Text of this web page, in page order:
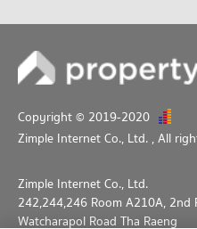
Copyright © 2019-2020
Zimple Internet Co., Ltd. , All
Zimple Internet Co., Ltd.
242,244,246 Room A210A, 2nd
Watcharapol Road Tha Raeng